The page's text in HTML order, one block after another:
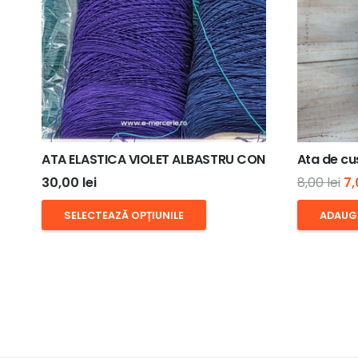
ATA ELASTICA VIOLET ALBASTRU CON
30,00 lei
SELECTEAZĂ OPȚIUNILE
produs
Ata de
8,00lei
a